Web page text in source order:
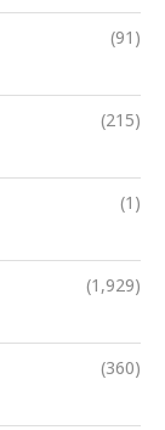
(91)
(215)
(1)
(1,929)
(360)